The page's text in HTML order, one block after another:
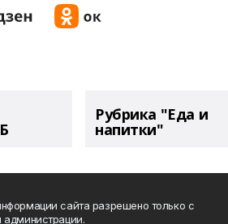
Рубрика "Еда и
напитки"
сайта разрешено только с
администрации.